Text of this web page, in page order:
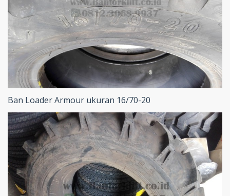
Ban Loader Armour ukuran 16/70-20